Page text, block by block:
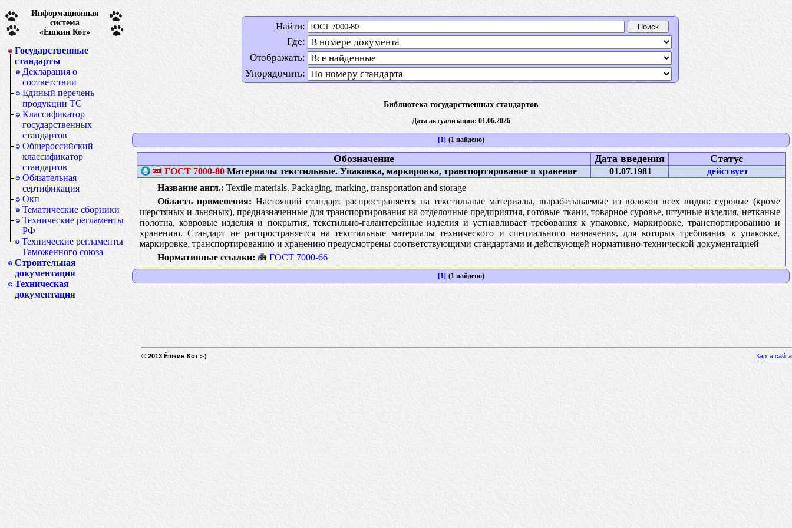
Информационная
система
«Ёшкин Кот»
Государственные
стандарты
Декларация о
соответствии
Единый перечень
продукции ТС
Классификатор
государственных
стандартов
Общероссийский
классификатор
стандартов
Обязательная
сертификация
Окп
Тематические сборники
Технические регламенты
РФ
Технические регламенты
Таможенного союза
Строительная
документация
Техническая
документация
Найти:
Где:
Отображать:
Упорядочить:
Библиотека государственных стандартов
Дата актуализации: 01.06.2026
[1] (1 найдено)
Обозначение Дата введения Статус
ГОСТ 7000-80Материалы текстильные. Упаковка, маркировка, транспортирование и хранение 01.07.1981
действует
Название англ.: Textile materials. Packaging, marking, transportation and storage
Область применения: Настоящий стандарт распространяется на текстильные материалы, вырабатываемые из волокон всех видов: суровые (кроме
шерстяных и льняных), предназначенные для транспортирования на отделочные предприятия, готовые ткани, товарное суровье, штучные изделия, нетканые
полотна, ковровые изделия и покрытия, текстильно-галантерейные изделия и устнавливает требования к упаковке, маркировке, транспортированию и
хранению. Стандарт не распространяется на текстильные материалы технического и специального назначения, для которых требования к упаковке,
маркировке, транспортированию и хранению предусмотрены соответствующими стандартами и действующей нормативно-технической документацией
Нормативные ссылки:
ГОСТ 7000-66
[1] (1 найдено)
© 2013 Ёшкин Кот :-) Карта сайта